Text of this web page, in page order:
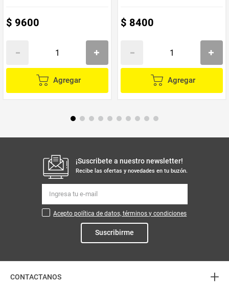
$ 9600
Agregar
$ 8400
Agregar
¡Suscribete a nuestro newsletter!
Recibe las ofertas y novedades en tu buzón.
Acepto política de datos, términos y condiciones
Suscribirme
CONTACTANOS +